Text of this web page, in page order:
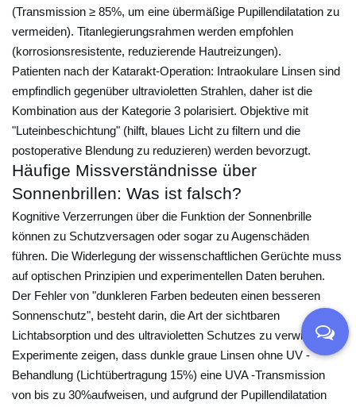
d
e
r
W
a
h
l
g
e
l
e
g
w
e
r
d
e
n
(Transmission ≥ 85%, um eine übermäßige Pupillendilatation zu
vermeiden). Titanlegierungsrahmen werden empfohlen
(korrosionsresistente, reduzierende Hautreizungen).
Patienten nach der Katarakt-Operation:
Intraokulare Linsen sind
empfindlich gegenüber ultravioletten Strahlen, daher ist die
Kombination aus der Kategorie 3 polarisiert. Objektive mit
"Luteinbeschichtung" (hilft, blaues Licht zu filtern und die
postoperative Blendung zu reduzieren) werden bevorzugt.
Häufige Missverständnisse über
Sonnenbrillen: Was ist falsch?
Kognitive Verzerrungen über die Funktion der Sonnenbrille
können zu Schutzversagen oder sogar zu Augenschäden
führen. Die Widerlegung der wissenschaftlichen Gerüchte muss
auf optischen Prinzipien und experimentellen Daten beruhen.
Der Fehler von "dunkleren Farben bedeuten einen besseren
Sonnenschutz", besteht darin, die Art der sichtbaren
Lichtabsorption und des ultravioletten Schutzes zu verwirren.
Experimente zeigen, dass dunkle graue Linsen ohne UV -
Behandlung (Lichtübertragung 15%) eine UVA -Transmission
von bis zu 30%aufweisen, und aufgrund der Pupillendilatation